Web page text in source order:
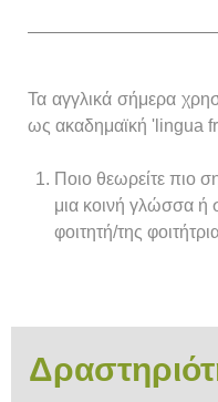
Τα αγγλικά σήμερα
ως ακαδημαϊκή 'lingua
Ποιο θεωρείτε πιο
μια κοινή γλώσσα ή
φοιτητή/της